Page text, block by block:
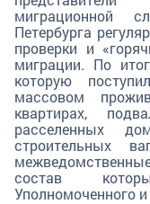
миграционной
Петербурга
проверки и
миграции. По
которую
массовом
квартирах,
расселенных
строительных
состав
Уполномоченного